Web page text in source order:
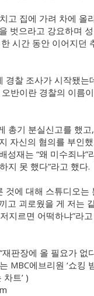
고 집에 가려 차에 올
벗으라고 강요하며
시간 동안 이어지던
경찰 조사가 시작됐
반이란 경찰의 이름
총기 분실신고를 했
자신의 혐의를 부인
성재는 “왜 미수죄냐
지 못 했다”라고 했다.
에 대해 스튜디오는
고 괴로웠을 게 저는
지르면 어떡하냐”라
판장에 올 필요가
MBC에브리원 ‘쇼킹
트’ )